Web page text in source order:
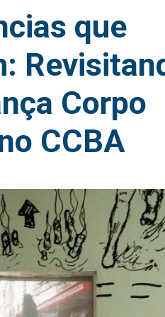
que
Corpo
CCBA